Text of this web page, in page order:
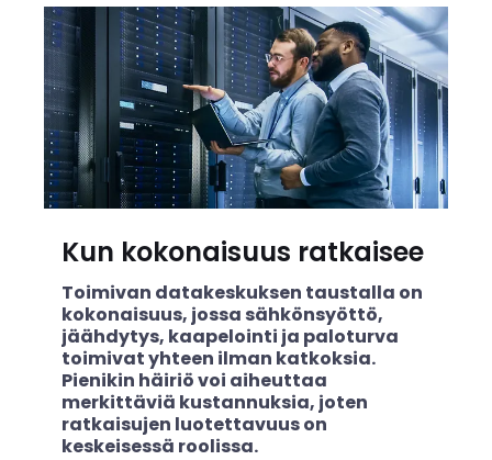
Kun kokonaisuus ratkaisee
Toimivan datakeskuksen taustalla on
kokonaisuus, jossa sähkönsyöttö,
jäähdytys, kaapelointi ja paloturva
toimivat yhteen ilman katkoksia.
Pienikin häiriö voi aiheuttaa
merkittäviä kustannuksia, joten
ratkaisujen luotettavuus on
keskeisessä roolissa.